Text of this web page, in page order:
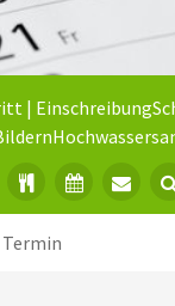
| Einschreibung
Termin